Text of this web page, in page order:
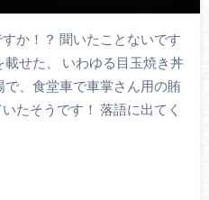
か！？ 聞いたことないです
せた、 いわゆる目玉焼き丼
、食堂車で車掌さん用の賄
たそうです！ 落語に出てく